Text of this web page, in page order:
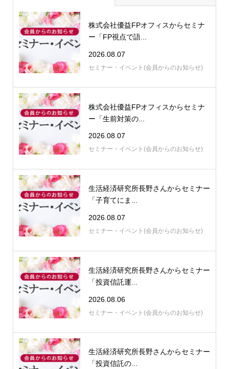
株式会社優益FPオフィスからセミナ
ー「FP視点で語...
2026.08.07
セミナー・イベント(会員からのお知らせ)
株式会社優益FPオフィスからセミナ
ー「生前対策の...
2026.08.07
セミナー・イベント(会員からのお知らせ)
生活経済研究所長野さんからセミナー
「子育てにま...
2026.08.07
セミナー・イベント(会員からのお知らせ)
生活経済研究所長野さんからセミナー
「投資信託運...
2026.08.06
セミナー・イベント(会員からのお知らせ)
生活経済研究所長野さんからセミナー
「投資信託の...